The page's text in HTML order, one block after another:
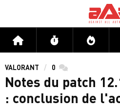
Accueil Flux Directs
VALORANT 0 commentaires
Notes du patch
: conclusion de